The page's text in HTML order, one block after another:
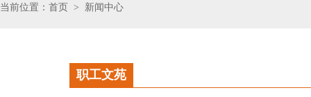
当前位置：首页 > 新闻中心
职工文苑